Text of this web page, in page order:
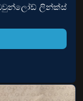
ඩවුන්ලෝඩ් ලින්ක්ස්